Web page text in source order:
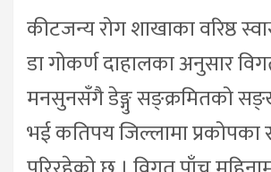
कीटजन्य रोग शाखाका वरिष्ठ
डा गोकर्ण दाहालका अनुसार
मनसुनसँगै डेङ्गु सङ्क्रमितको
भई कतिपय जिल्लामा